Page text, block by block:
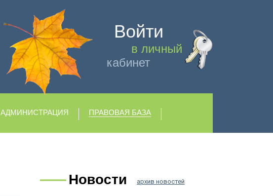
Войти
в личный
кабинет
АДМИНИСТРАЦИЯ
ПРАВОВАЯ БАЗА
Новости архив новостей